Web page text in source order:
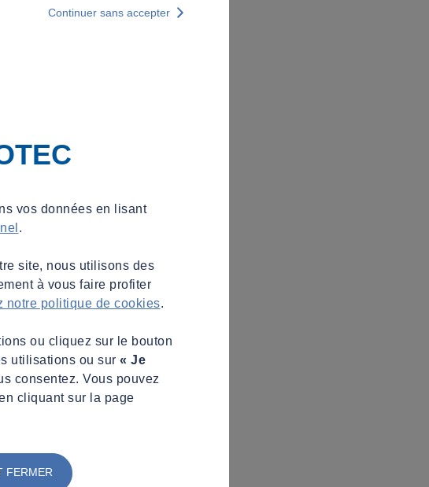
vos données en lisant
.
site, nous utilisons des
à vous faire profiter
notre politique de cookies.
ou cliquez sur le bouton
utilisations ou sur « Je
consentez. Vous pouvez
cliquant sur la page
FERMER
Continuer sans accepter